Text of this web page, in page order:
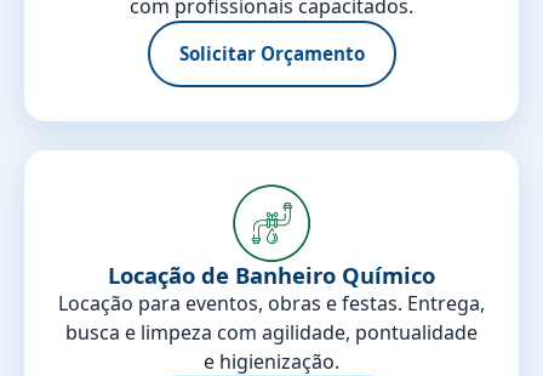
com profissionais capacitados.
Solicitar Orçamento
Locação de Banheiro Químico
Locação para eventos, obras e festas. Entrega,
busca e limpeza com agilidade, pontualidade
e higienização.